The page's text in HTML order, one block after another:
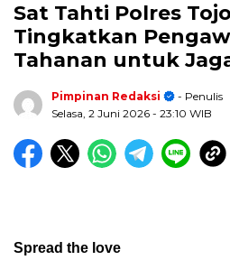
Sat Tahti Polres
Tingkatkan
Tahanan untuk
Pimpinan Redaksi
- Penulis
Selasa, 2 Juni 2026 - 23:10 WIB
Spread the love